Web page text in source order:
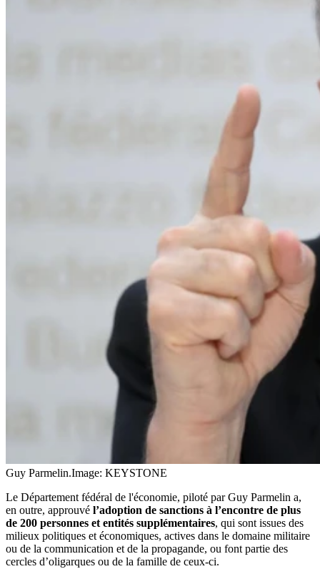
Guy Parmelin.Image: KEYSTONE
Le Département fédéral de l'économie, piloté par Guy Parmelin a,
en outre, approuvé l’adoption de sanctions à l’encontre de plus
de 200 personnes et entités supplémentaires, qui sont issues des
milieux politiques et économiques, actives dans le domaine militaire
ou de la communication et de la propagande, ou font partie des
cercles d’oligarques ou de la famille de ceux-ci.